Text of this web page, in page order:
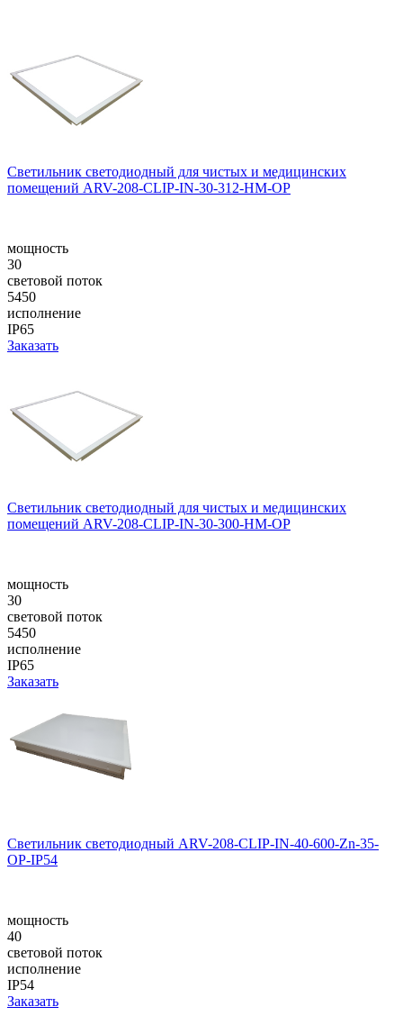
Светильник светодиодный для чистых и медицинских
помещений ARV-208-CLIP-IN-30-312-НM-OP
мощность
30
световой поток
5450
исполнение
IP65
Заказать
Светильник светодиодный для чистых и медицинских
помещений ARV-208-CLIP-IN-30-300-НM-OP
мощность
30
световой поток
5450
исполнение
IP65
Заказать
Светильник светодиодный ARV-208-CLIP-IN-40-600-Zn-35-
OP-IP54
мощность
40
световой поток
исполнение
IP54
Заказать